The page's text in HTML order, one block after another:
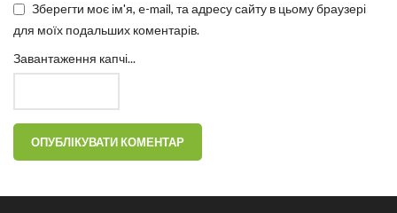
Зберегти моє ім'я, e-mail, та адресу сайту в цьому браузері
для моїх подальших коментарів.
Завантаження капчі...